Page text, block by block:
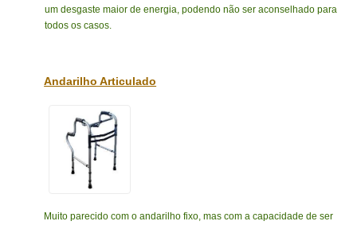
um desgaste maior de energia, podendo não ser aconselhado para
todos os casos.
Andarilho Articulado
Muito parecido com o andarilho fixo, mas com a capacidade de ser